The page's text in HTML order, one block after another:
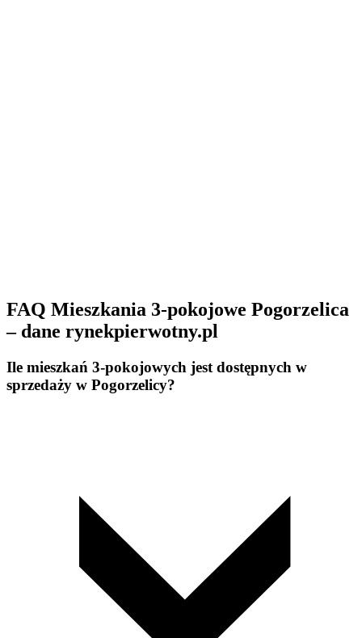
FAQ Mieszkania 3-pokojowe Pogorzelica
– dane rynekpierwotny.pl
Ile mieszkań 3-pokojowych jest dostępnych w
sprzedaży w Pogorzelicy?